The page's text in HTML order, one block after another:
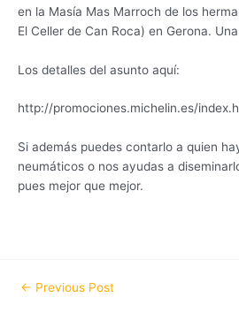
en la Masía Mas Marroch de los
El Celler de Can Roca) en Gerona.
Los detalles del asunto aquí:
http://promociones.michelin.es/
Si además puedes contarlo a quien
neumáticos o nos ayudas a
pues mejor que mejor.
← Previous Post